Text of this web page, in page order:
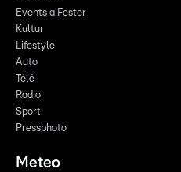
Events a Fester
Kultur
Lifestyle
Auto
Télé
Radio
Sport
Pressphoto
Meteo